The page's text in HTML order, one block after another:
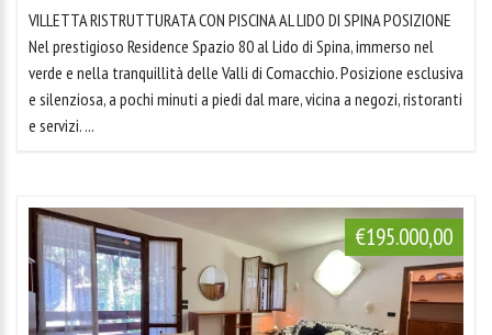
VILLETTA RISTRUTTURATA CON PISCINA AL LIDO DI SPINA POSIZIONE
Nel prestigioso Residence Spazio 80 al Lido di Spina, immerso nel
verde e nella tranquillità delle Valli di Comacchio. Posizione esclusiva
e silenziosa, a pochi minuti a piedi dal mare, vicina a negozi, ristoranti
e servizi. ...
€195.000,00